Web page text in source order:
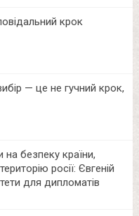
крок
— це не гучний крок,
безпеку країни,
росії: Євгеній
для дипломатів